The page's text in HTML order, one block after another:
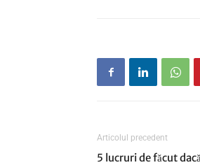
Articolul precedent
5 lucruri de făcut